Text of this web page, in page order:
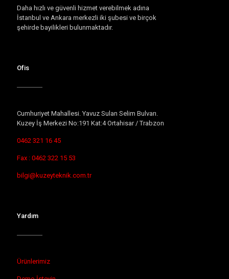
Daha hızlı ve güvenli hizmet verebilmek adına
İstanbul ve Ankara merkezli iki şubesi ve birçok
şehirde bayilikleri bulunmaktadır.
Ofis
Cumhuriyet Mahallesi. Yavuz Sulan Selim Bulvarı.
Kuzey İş Merkezi No:191 Kat:4 Ortahisar / Trabzon
0462 321 16 45
Fax : 0462 322 15 53
bilgi@kuzeyteknik.com.tr
Yardım
Ürünlerimiz